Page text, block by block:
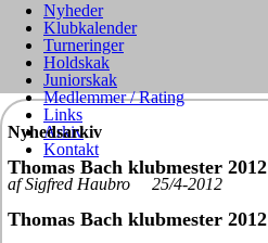
Nyheder
Klubkalender
Turneringer
Holdskak
Juniorskak
Medlemmer / Rating
Links
Arkiv
Kontakt
Nyhedsarkiv
Thomas Bach klubmester 2012
af Sigfred Haubro 25/4-2012
Thomas Bach klubmester 2012